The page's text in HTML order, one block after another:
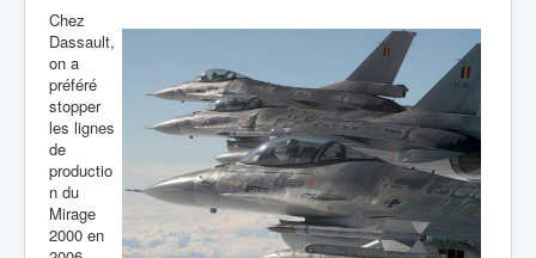
Chez
Dassault,
on a
préféré
stopper
les lignes
de
productio
n du
Mirage
2000 en